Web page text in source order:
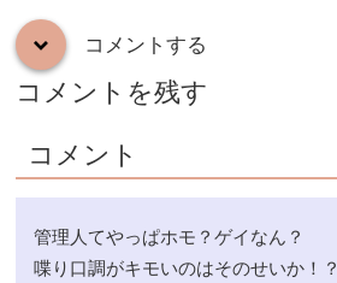
down コメントする
コメントを残す
コメント
管理人てやっぱホモ？ゲイなん？
喋り口調がキモいのはそのせいか！？